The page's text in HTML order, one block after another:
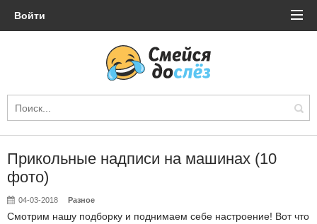
Войти
Прикольные надписи на машинах (10
фото)
04-03-2018 Разное
Смотрим нашу подборку и поднимаем себе настроение! Вот что